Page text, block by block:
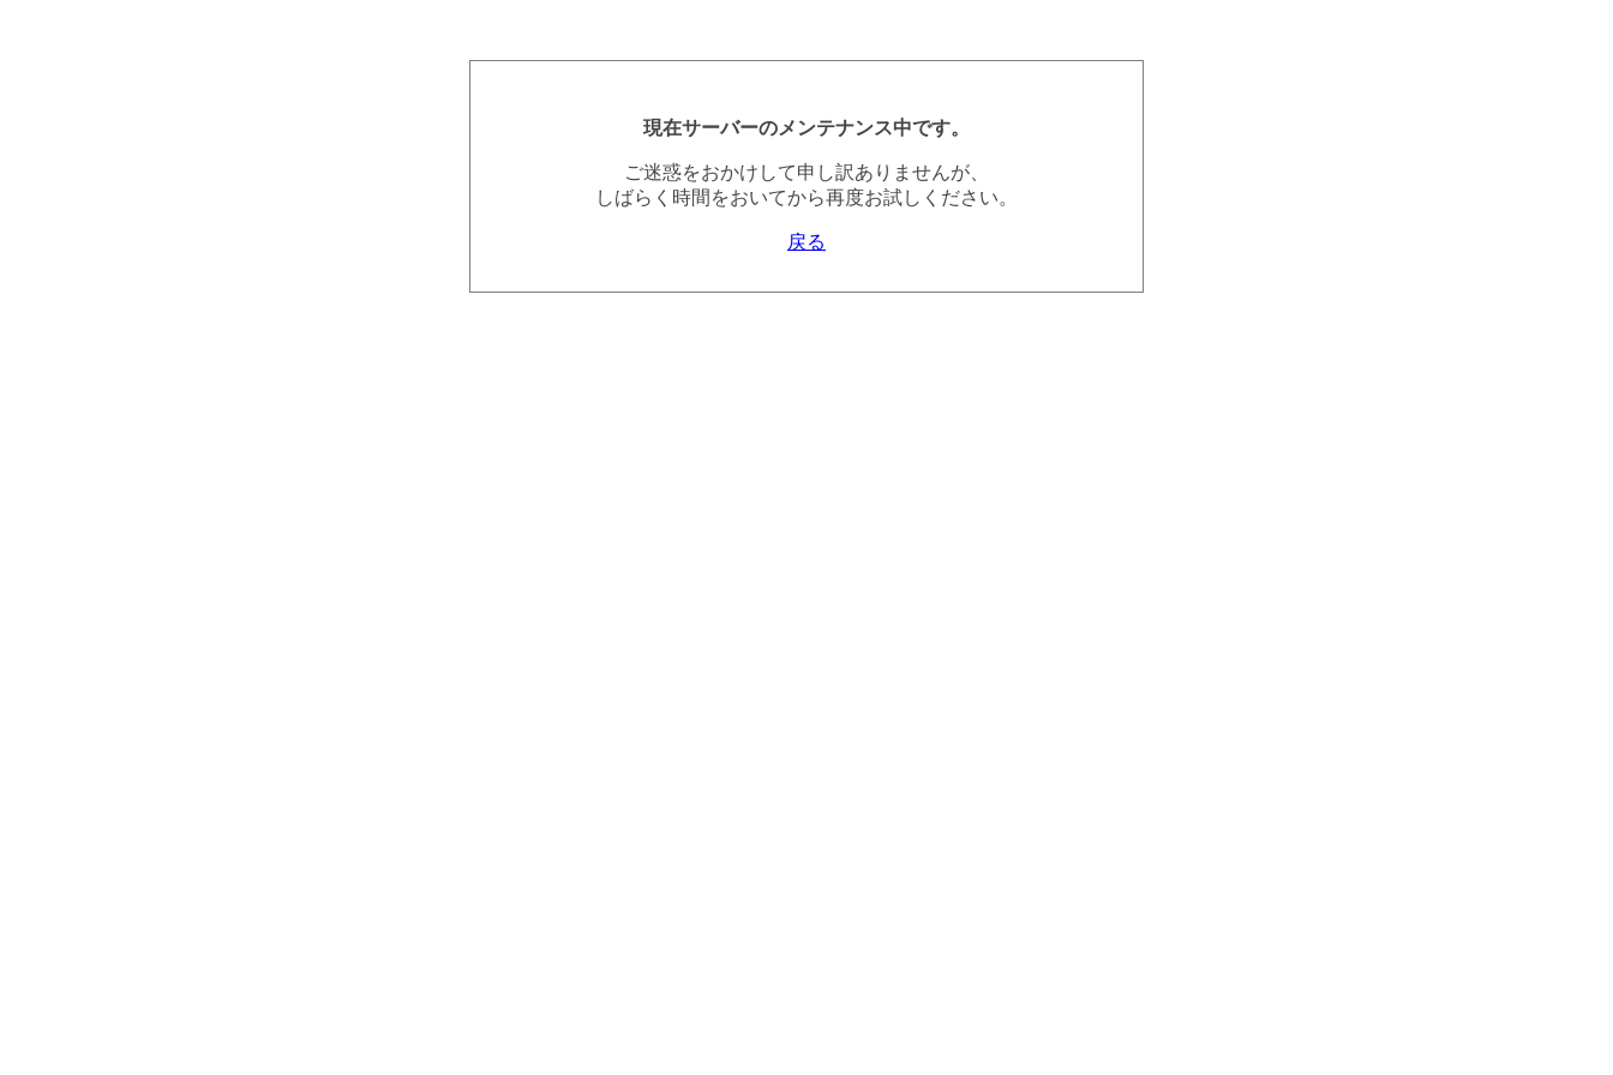
現在サーバーのメンテナンス中です。
ご迷惑をおかけして申し訳ありませんが、
しばらく時間をおいてから再度お試しください。
戻る